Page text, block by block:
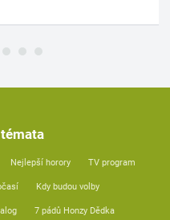
Nejlepší horory TV program
Kdy budou volby
7 pádů Honzy Dědka